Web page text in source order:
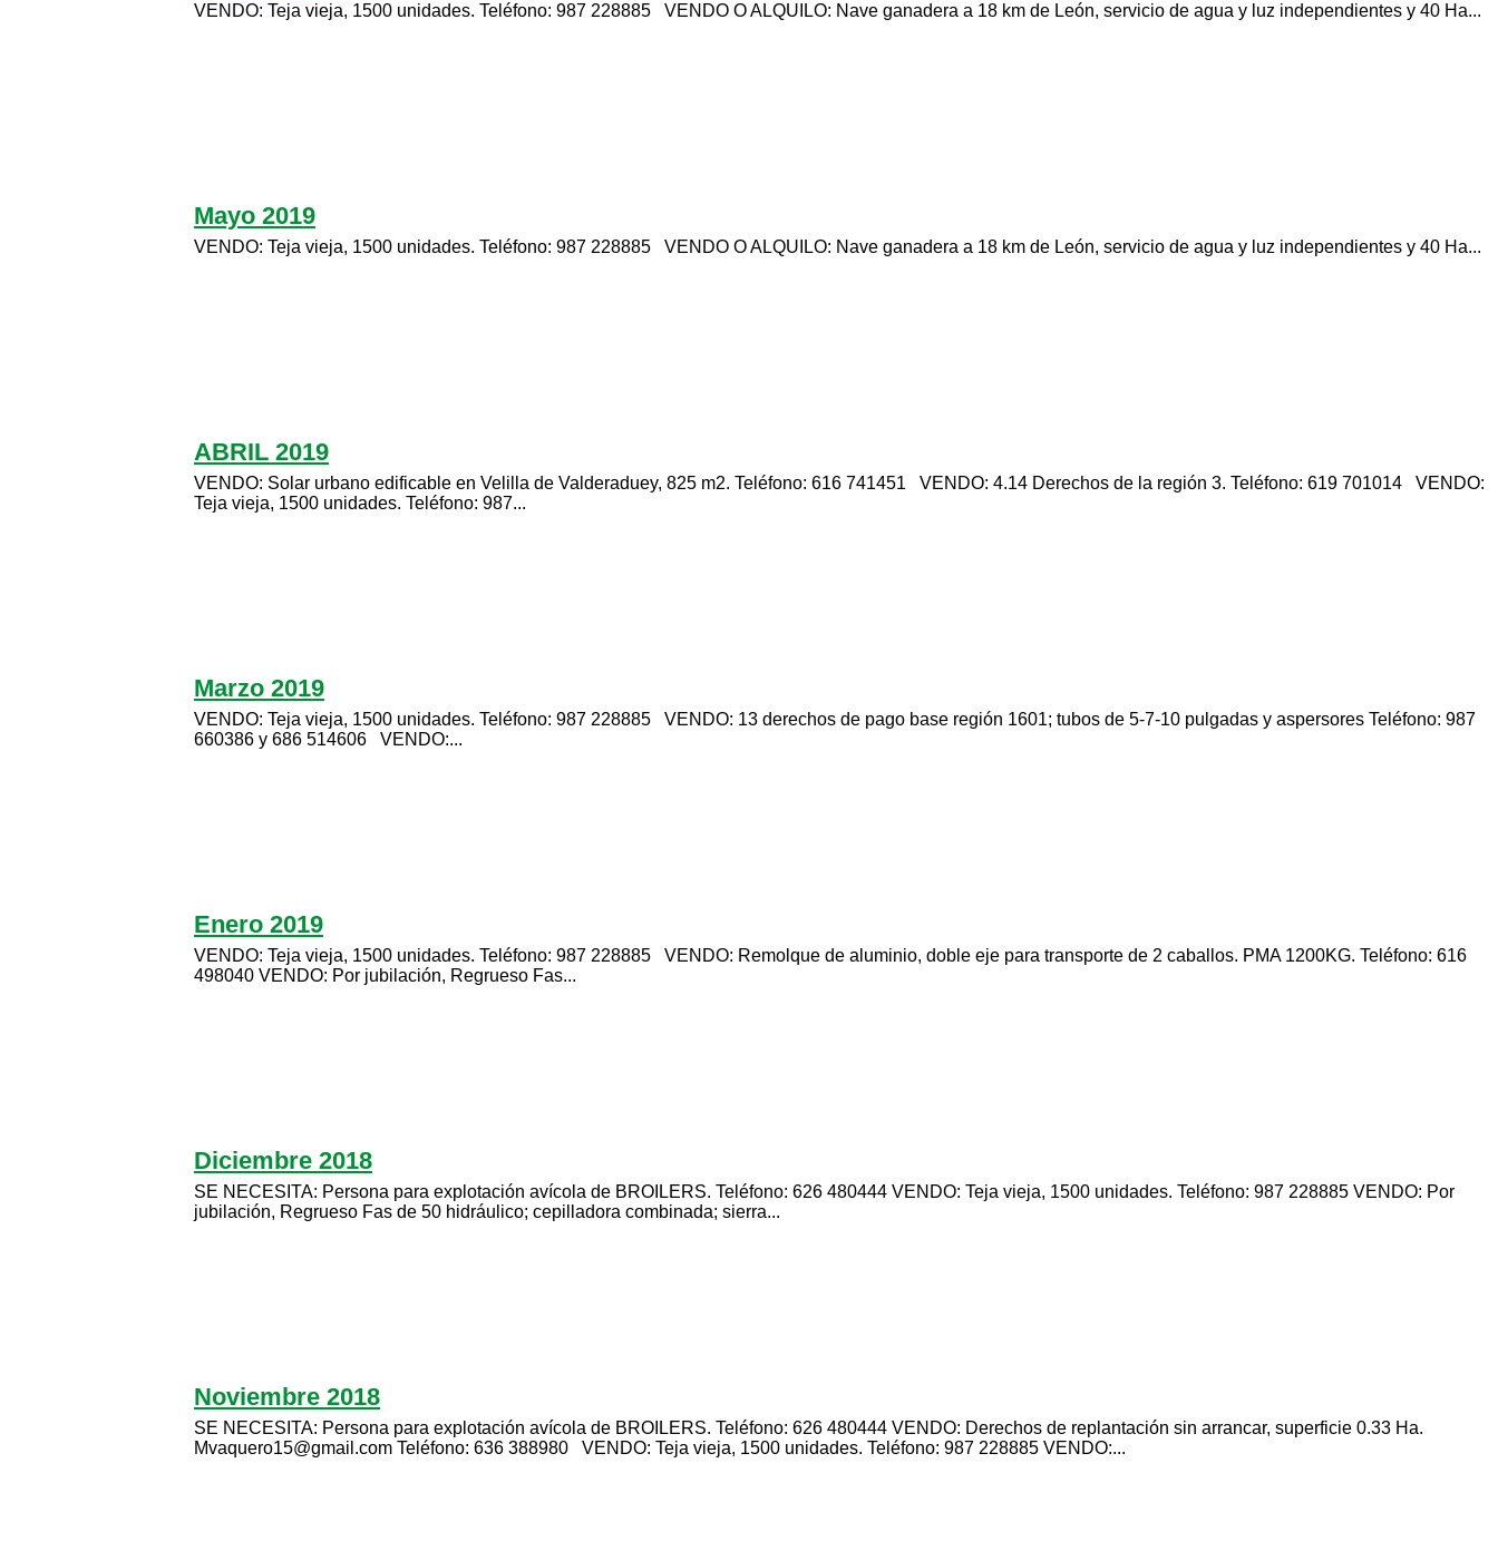
VENDO: Teja vieja, 1500 unidades. Teléfono: 987 228885 VENDO O ALQUILO: Nave ganadera a 18 km de León, servicio de agua y luz independientes y 40 Ha...
Mayo 2019
VENDO: Teja vieja, 1500 unidades. Teléfono: 987 228885 VENDO O ALQUILO: Nave ganadera a 18 km de León, servicio de agua y luz independientes y 40 Ha...
ABRIL 2019
VENDO: Solar urbano edificable en Velilla de Valderaduey, 825 m2. Teléfono: 616 741451 VENDO: 4.14 Derechos de la región 3. Teléfono: 619 701014 VENDO:
Teja vieja, 1500 unidades. Teléfono: 987...
Marzo 2019
VENDO: Teja vieja, 1500 unidades. Teléfono: 987 228885 VENDO: 13 derechos de pago base región 1601; tubos de 5-7-10 pulgadas y aspersores Teléfono: 987
660386 y 686 514606 VENDO:...
Enero 2019
VENDO: Teja vieja, 1500 unidades. Teléfono: 987 228885 VENDO: Remolque de aluminio, doble eje para transporte de 2 caballos. PMA 1200KG. Teléfono: 616
498040 VENDO: Por jubilación, Regrueso Fas...
Diciembre 2018
SE NECESITA: Persona para explotación avícola de BROILERS. Teléfono: 626 480444 VENDO: Teja vieja, 1500 unidades. Teléfono: 987 228885 VENDO: Por
jubilación, Regrueso Fas de 50 hidráulico; cepilladora combinada; sierra...
Noviembre 2018
SE NECESITA: Persona para explotación avícola de BROILERS. Teléfono: 626 480444 VENDO: Derechos de replantación sin arrancar, superficie 0.33 Ha.
Mvaquero15@gmail.com Teléfono: 636 388980 VENDO: Teja vieja, 1500 unidades. Teléfono: 987 228885 VENDO:...